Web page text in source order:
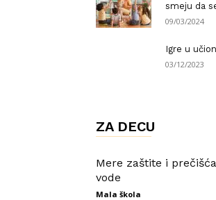
smeju da
09/03/2024
Igre u
03/12/2023
ZA DECU
Mere zaštite i
vode
Mala škola